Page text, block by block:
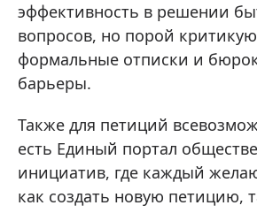
эффективность в решении
вопросов, но порой
формальные отписки и
барьеры.
Также для петиций
есть Единый портал
инициатив, где каждый
как создать новую петицию,